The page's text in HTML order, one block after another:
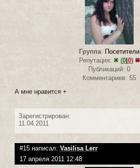
Группа: Посетители
Репутация:
(0| 0)
Публикаций: 0
Комментариев: 55
А мне нравится +
Зарегистрирован:
11.04.2011
#15 написал: Vasilisa Lerr
17 апреля 2011 12:48